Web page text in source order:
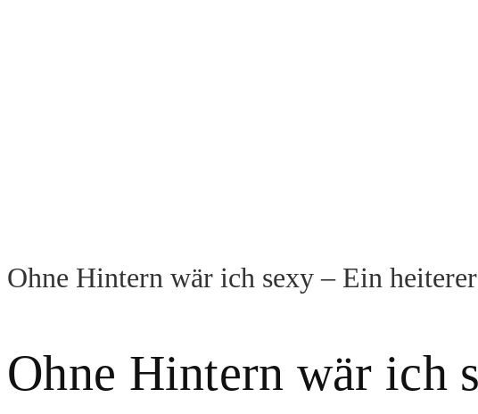
Ohne Hintern wär ich sexy – Ein
Ohne Hintern wär ich